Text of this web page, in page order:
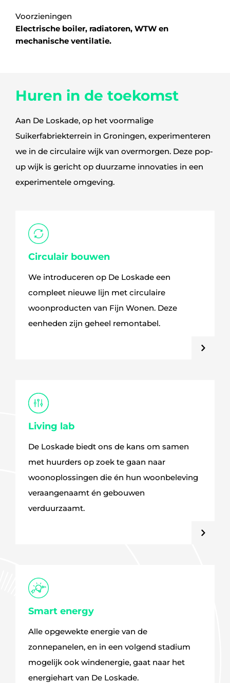
Voorzieningen
Electrische boiler, radiatoren, WTW en
mechanische ventilatie.
Huren in de toekomst
Aan De Loskade, op het voormalige
Suikerfabriekterrein in Groningen, experimenteren
we in de circulaire wijk van overmorgen. Deze pop-
up wijk is gericht op duurzame innovaties in een
experimentele omgeving.
Circulair bouwen
We introduceren op De Loskade een
compleet nieuwe lijn met circulaire
woonproducten van Fijn Wonen. Deze
eenheden zijn geheel remontabel.
Living lab
De Loskade biedt ons de kans om samen
met huurders op zoek te gaan naar
woonoplossingen die én hun woonbeleving
veraangenaamt én gebouwen
verduurzaamt.
Smart energy
Alle opgewekte energie van de
zonnepanelen, en in een volgend stadium
mogelijk ook windenergie, gaat naar het
energiehart van De Loskade.